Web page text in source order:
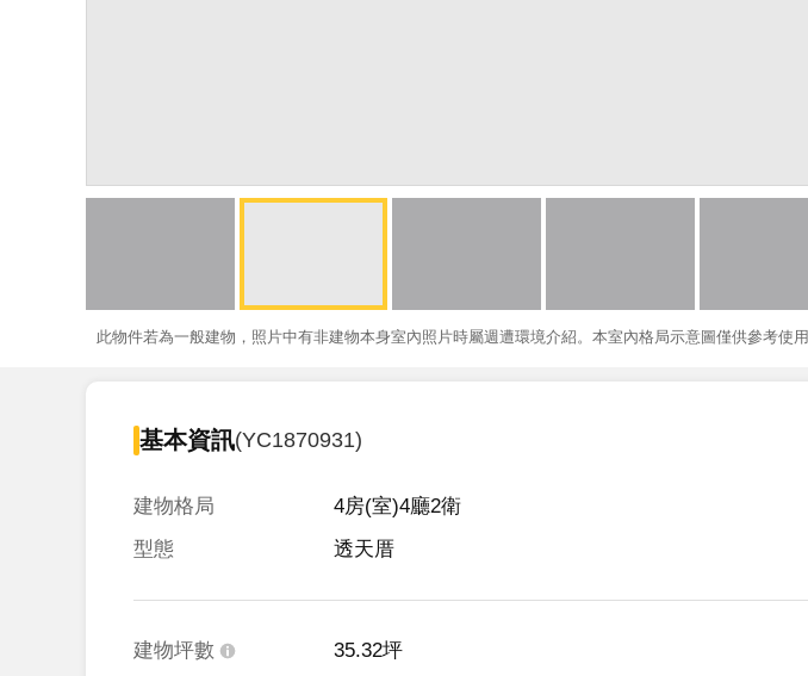
此物件若為一般建物，照片中有非建物本身室內照片時屬週遭環境介紹。本室內格局示意圖僅供參考使用
基本資訊(YC1870931)
建物格局
4房(室)4廳2衛
型態
透天厝
建物坪數
35.32坪